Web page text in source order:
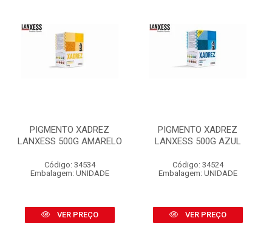
PIGMENTO XADREZ
LANXESS 500G AMARELO
Código: 34534
Embalagem: UNIDADE
VER PREÇO
PIGMENTO XADREZ
LANXESS 500G AZUL
Código: 34524
Embalagem: UNIDADE
VER PREÇO